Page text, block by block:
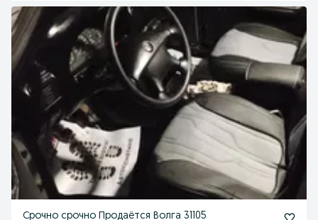
Срочно срочно Продаётся Волга 31105